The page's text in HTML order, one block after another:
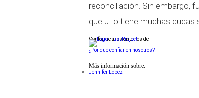
reconciliación. Sin embargo,
que JLo tiene muchas dudas
Conforme a los criterios de
¿Por qué confiar en nosotros?
Más información sobre:
Jennifer Lopez